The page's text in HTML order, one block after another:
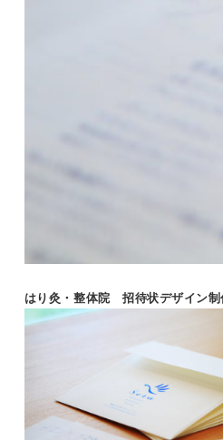
はり灸・整体院 招待状デザイン制